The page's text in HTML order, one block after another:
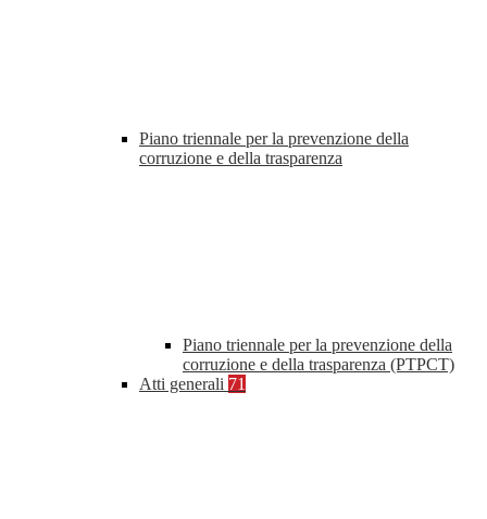
Piano triennale per la prevenzione della
corruzione e della trasparenza
Piano triennale per la prevenzione della
corruzione e della trasparenza (PTPCT)
Atti generali 71